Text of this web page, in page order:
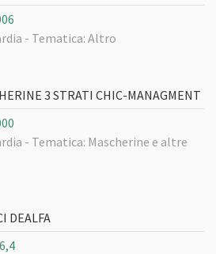
- Tematica: Altro
3 STRATI CHIC-MANAGMENT
- Tematica: Mascherine e altre
DEALFA